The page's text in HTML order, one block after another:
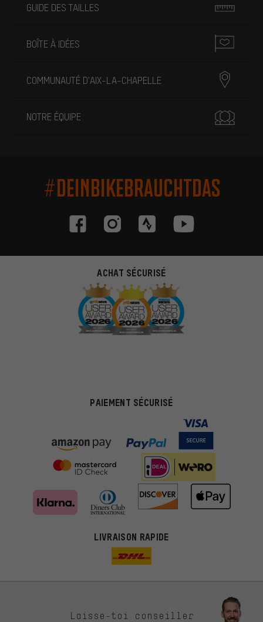
GUIDE DES TAILLES
BOÎTE À IDÉES
COMMUNAUTÉ D'AIX-LA-CHAPELLE
NOTRE ÉQUIPE
#DEINBIKEBRAUCHTDAS
ACHAT SÉCURISÉ
PAIEMENT SÉCURISÉ
LIVRAISON RAPIDE
Laisse-toi conseiller
Des offres plus adaptées